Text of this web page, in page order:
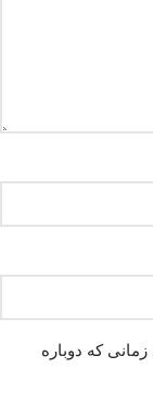
که دوباره